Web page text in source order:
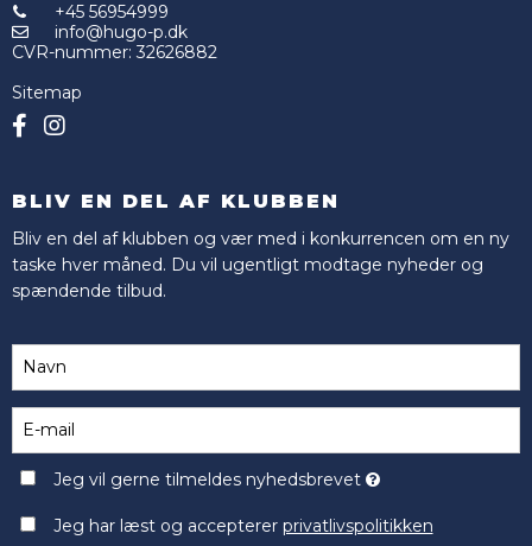
+45 56954999
info@hugo-p.dk
CVR-nummer: 32626882
Sitemap
BLIV EN DEL AF KLUBBEN
Bliv en del af klubben og vær med i konkurrencen om en ny
taske hver måned. Du vil ugentligt modtage nyheder og
spændende tilbud.
Jeg vil gerne tilmeldes nyhedsbrevet
Jeg har læst og accepterer privatlivspolitikken